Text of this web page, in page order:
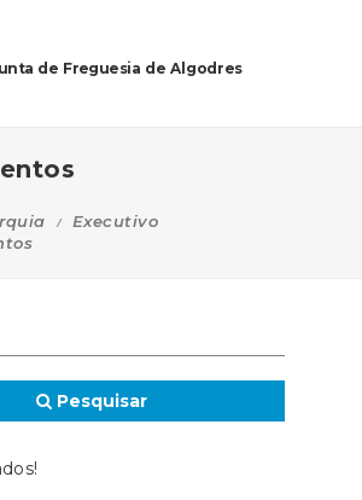
de Freguesia de Algodres
Executivo
Pesquisar